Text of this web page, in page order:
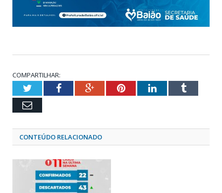
COMPARTILHAR:
TwitterFacebookGoogle+PinterestLinkedInTumblr
Email
CONTEÚDO RELACIONADO